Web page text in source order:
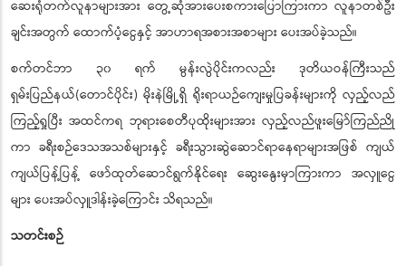
ဆေးရုံတက်လူနာများအား တွေ့ဆုံအားပေးစကားပြောကြားကာ လူနာတစ်ဦး
ချင်းအတွက် ထောက်ပံ့ငွေနှင့် အာဟာရအစားအစာများ ပေးအပ်ခဲ့သည်။
စက်တင်ဘာ ၃၀ ရက် မွန်းလွဲပိုင်းကလည်း ဒုတိယဝန်ကြီးသည်
ရှမ်းပြည်နယ်(တောင်ပိုင်း) မိုးနဲမြို့ရှိ ရိုးရာယဉ်ကျေးမှုပြခန်းများကို လှည့်လည်
ကြည့်ရှုပြီး အထင်ကရ ဘုရားစေတီပုထိုးများအား လှည့်လည်ဖူးမြော်ကြည်ညို
ကာ ခရီးစဉ်ဒေသအသစ်များနှင့် ခရီးသွားဆွဲဆောင်ရာနေရာများအဖြစ် ကျယ်
ကျယ်ပြန့်ပြန့် ဖော်ထုတ်ဆောင်ရွက်နိုင်ရေး ဆွေးနွေးမှာကြားကာ အလှူငွေ
များ ပေးအပ်လှူဒါန်းခဲ့ကြောင်း သိရသည်။
သတင်းစဉ်